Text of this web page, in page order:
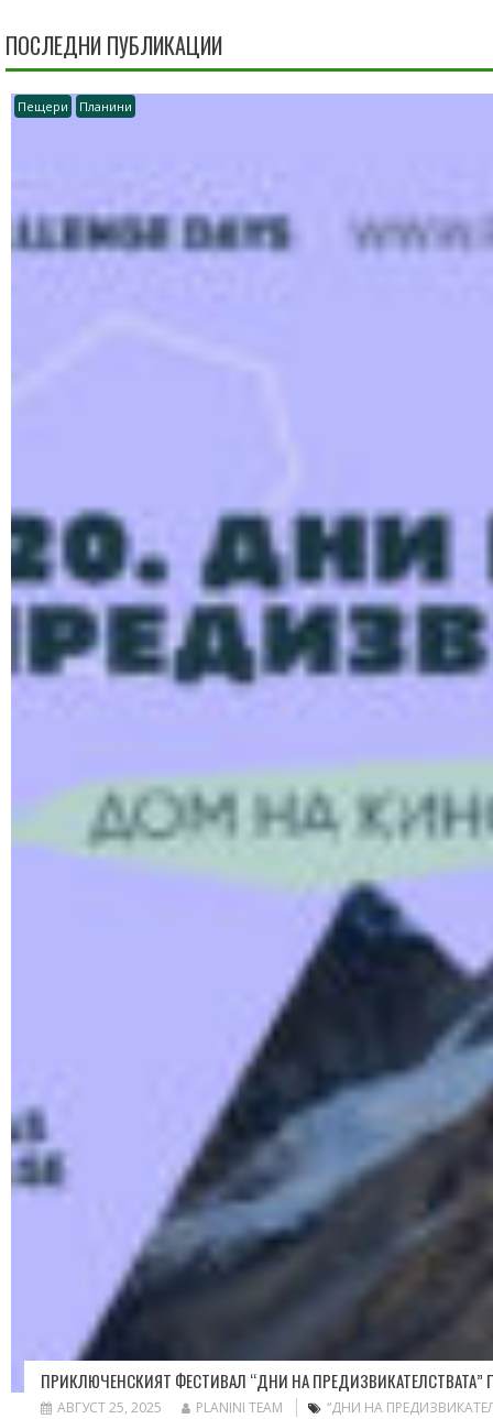
ПОСЛЕДНИ ПУБЛИКАЦИИ
Пещери Планини
ПРИКЛЮЧЕНСКИЯТ ФЕСТИВАЛ “ДНИ НА
АВГУСТ 25, 2025 PLANINI TEAM “ДНИ НА